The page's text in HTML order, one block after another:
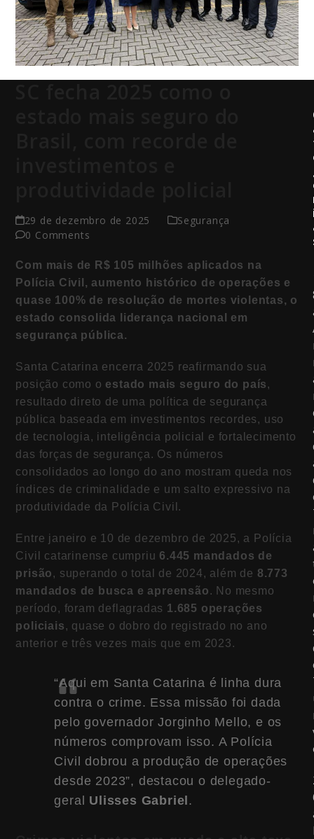
29 de dezembro de 2025
Segurança
0 Comments
Com mais de R$ 105 milhões aplicados na
Polícia Civil, aumento histórico de operações e
quase 100% de resolução de mortes violentas, o
estado consolida liderança nacional em
segurança pública.
Santa Catarina encerra 2025 reafirmando sua
posição como o estado mais seguro do país,
resultado direto de uma política de segurança
pública baseada em investimentos recordes, uso
de tecnologia, inteligência policial e fortalecimento
das forças de segurança. Os números
consolidados ao longo do ano mostram queda nos
índices de criminalidade e um salto expressivo na
produtividade da Polícia Civil.
Entre janeiro e 10 de dezembro de 2025, a Polícia
Civil catarinense cumpriu 6.445 mandados de
prisão, superando o total de 2024, além de 8.773
mandados de busca e apreensão. No mesmo
período, foram deflagradas 1.685 operações
policiais, quase o dobro do registrado no ano
anterior e três vezes mais que em 2023.
“Aqui em Santa Catarina é linha dura
contra o crime. Essa missão foi dada
pelo governador Jorginho Mello, e os
números comprovam isso. A Polícia
Civil dobrou a produção de operações
desde 2023”, destacou o delegado-
geral Ulisses Gabriel.